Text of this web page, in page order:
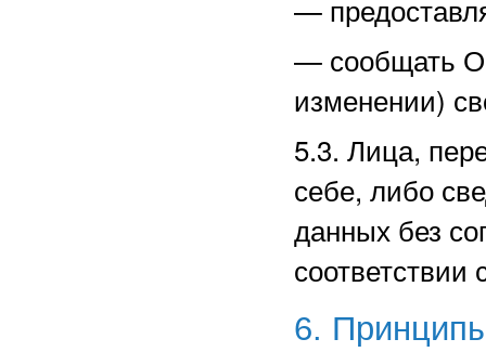
—
— сообщать
изменении)
5.3. Лица,
себе, либо
данных без
соответствии
6.